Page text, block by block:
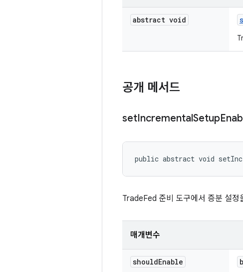
abstract void
공개 메서드
setIncrementalSetup
public abstract void
TradeFed 준비 도구에서 증분 설정
매개변수
shouldEnable